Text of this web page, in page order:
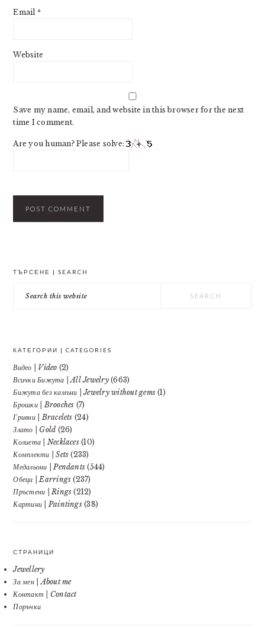
Email *
Website
Save my name, email, and website in this browser for the next
time I comment.
Are you human? Please solve:
ТЪРСЕНЕ | SEARCH
this
КАТЕГОРИИ | CATEGORIES
Видео | Video (2)
Всички Бижута | All Jewelry(663)
Бижута без камъни | Jewelry without gems (1)
Брошки | Brooches (7)
Гривни | Bracelets (24)
Злато | Gold (26)
Колиета | Necklaces(10)
Комплекти | Sets (233)
Медальони | Pendants (544)
Обеци | Earrings (237)
Пръстени | Rings (212)
Картини | Paintings(38)
СТРАНИЦИ
Jewellery
За мен | About me
Контакт | Contact
Поръчки